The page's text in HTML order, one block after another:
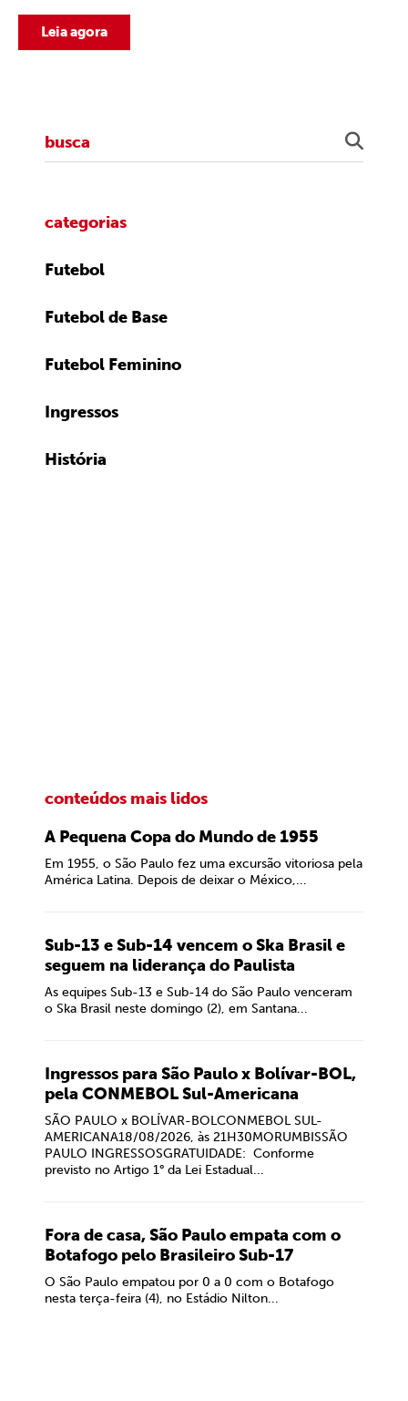
Leia agora
categorias
Futebol
Futebol de Base
Futebol Feminino
Ingressos
História
conteúdos mais lidos
A Pequena Copa do Mundo de 1955
Em 1955, o São Paulo fez uma excursão vitoriosa pela
América Latina. Depois de deixar o México,...
Sub-13 e Sub-14 vencem o Ska Brasil e
seguem na liderança do Paulista
As equipes Sub-13 e Sub-14 do São Paulo venceram
o Ska Brasil neste domingo (2), em Santana...
Ingressos para São Paulo x Bolívar-BOL,
pela CONMEBOL Sul-Americana
SÃO PAULO x BOLÍVAR-BOLCONMEBOL SUL-
AMERICANA18/08/2026, às 21H30MORUMBISSÃO
PAULO INGRESSOSGRATUIDADE: Conforme
previsto no Artigo 1° da Lei Estadual...
Fora de casa, São Paulo empata com o
Botafogo pelo Brasileiro Sub-17
O São Paulo empatou por 0 a 0 com o Botafogo
nesta terça-feira (4), no Estádio Nilton...